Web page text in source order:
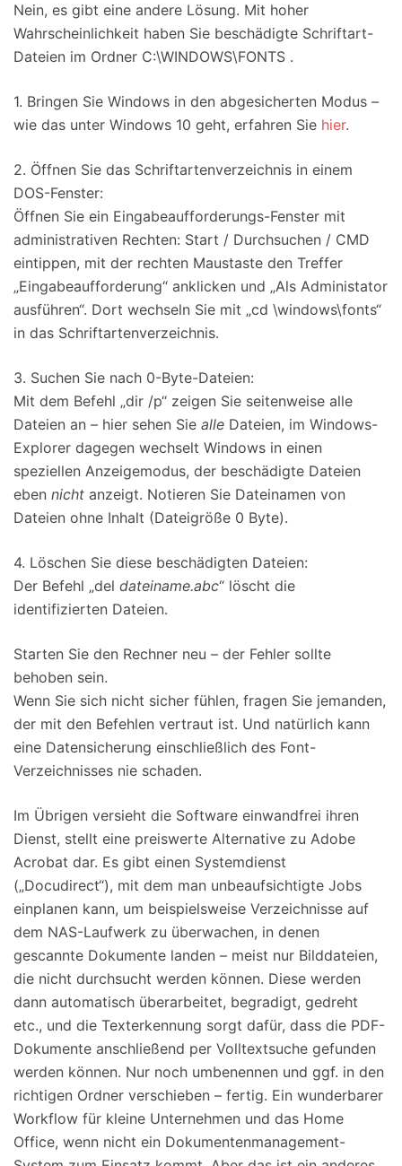
Nein, es gibt eine andere Lösung. Mit hoher
Wahrscheinlichkeit haben Sie beschädigte Schriftart-
Dateien im Ordner C:\WINDOWS\FONTS .
1. Bringen Sie Windows in den abgesicherten Modus –
wie das unter Windows 10 geht, erfahren Sie hier.
2. Öffnen Sie das Schriftartenverzeichnis in einem
DOS-Fenster:
Öffnen Sie ein Eingabeaufforderungs-Fenster mit
administrativen Rechten: Start / Durchsuchen / CMD
eintippen, mit der rechten Maustaste den Treffer
„Eingabeaufforderung“ anklicken und „Als Administator
ausführen“. Dort wechseln Sie mit „cd \windows\fonts“
in das Schriftartenverzeichnis.
3. Suchen Sie nach 0-Byte-Dateien:
Mit dem Befehl „dir /p“ zeigen Sie seitenweise alle
Dateien an – hier sehen Sie alle Dateien, im Windows-
Explorer dagegen wechselt Windows in einen
speziellen Anzeigemodus, der beschädigte Dateien
eben nicht anzeigt. Notieren Sie Dateinamen von
Dateien ohne Inhalt (Dateigröße 0 Byte).
4. Löschen Sie diese beschädigten Dateien:
Der Befehl „del dateiname.abc“ löscht die
identifizierten Dateien.
Starten Sie den Rechner neu – der Fehler sollte
behoben sein.
Wenn Sie sich nicht sicher fühlen, fragen Sie jemanden,
der mit den Befehlen vertraut ist. Und natürlich kann
eine Datensicherung einschließlich des Font-
Verzeichnisses nie schaden.
Im Übrigen versieht die Software einwandfrei ihren
Dienst, stellt eine preiswerte Alternative zu Adobe
Acrobat dar. Es gibt einen Systemdienst
(„Docudirect“), mit dem man unbeaufsichtigte Jobs
einplanen kann, um beispielsweise Verzeichnisse auf
dem NAS-Laufwerk zu überwachen, in denen
gescannte Dokumente landen – meist nur Bilddateien,
die nicht durchsucht werden können. Diese werden
dann automatisch überarbeitet, begradigt, gedreht
etc., und die Texterkennung sorgt dafür, dass die PDF-
Dokumente anschließend per Volltextsuche gefunden
werden können. Nur noch umbenennen und ggf. in den
richtigen Ordner verschieben – fertig. Ein wunderbarer
Workflow für kleine Unternehmen und das Home
Office, wenn nicht ein Dokumentenmanagement-